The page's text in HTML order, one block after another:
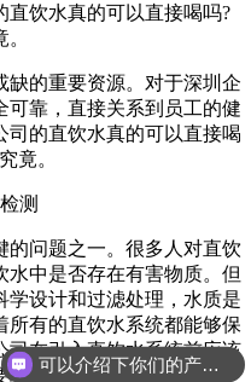
饮水真的可以直接喝吗?
的重要资源。对于深圳企
可靠，直接关系到员工的健
司的直饮水真的可以直接喝
竟。
问题之一。很多人对直饮
水中是否存在有害物质。但
学设计和过滤处理，水质是
所有的直饮水系统都能够保
司在引入直饮水系统前应该
求。
可以介绍下你们的产品么